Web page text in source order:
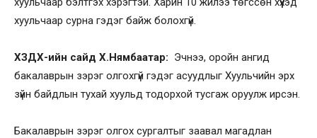
хуульчаар сурна гэдэг байж болохгүй.
ХЗДХ-ийн сайд Х.Нямбаатар: Эчнээ, оройн ангид
бакалаврын зэрэг олгохгүй гэдэг асуудлыг Хуульчийн эрх
зүйн байдлын тухай хуульд тодорхой тусгаж оруулж ирсэн.
Бакалаврын зэрэг олгох сургалтыг заавал магадлан